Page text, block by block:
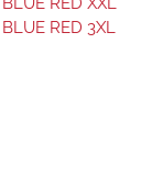
RED 3XL